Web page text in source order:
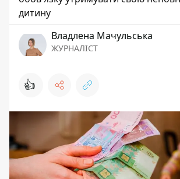
дитину
Владлена Мачульська
ЖУРНАЛІСТ
👍